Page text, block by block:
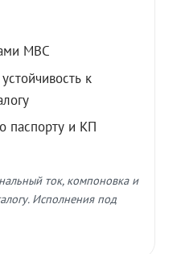
МВС
к
паспорту и КП
ток, компоновка и
Исполнения под